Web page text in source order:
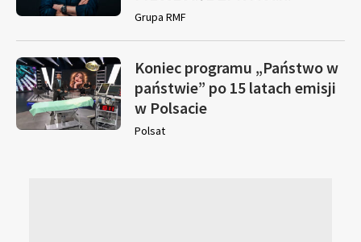
Grupa RMF
Koniec programu „Państwo w
państwie” po 15 latach emisji
w Polsacie
Polsat